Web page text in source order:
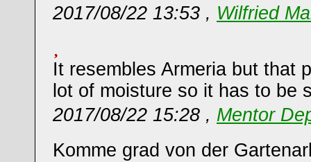
2017/08/22 13:53 , Wilfried
It resembles Armeria but that
lot of moisture so it has to be
2017/08/22 15:28 , Mentor
Komme grad von der